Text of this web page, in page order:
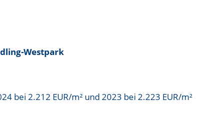
Westpark
bei 2.212 EUR/m² und 2023 bei 2.223 EUR/m²